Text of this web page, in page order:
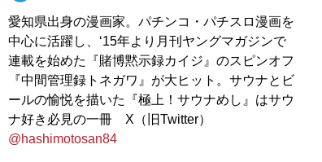
愛知県出身の漫画家。パチンコ・パチスロ漫画を
中心に活躍し、‘15年より月刊ヤングマガジンで
連載を始めた『賭博黙示録カイジ』のスピンオフ
『中間管理録トネガワ』が大ヒット。サウナとビ
ールの愉悦を描いた『極上！サウナめし』はサウ
ナ好き必見の一冊 X（旧Twitter）
@hashimotosan84